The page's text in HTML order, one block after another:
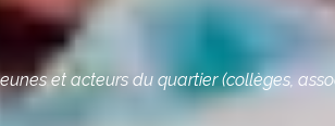
et acteurs du quartier (collèges,